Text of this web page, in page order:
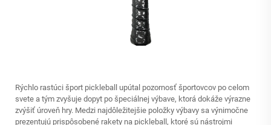
Rýchlo rastúci šport pickleball upútal pozornosť športovcov po celom
svete a tým zvyšuje dopyt po špeciálnej výbave, ktorá dokáže výrazne
zvýšiť úroveň hry. Medzi najdôležitejšie položky výbavy sa výnimočne
prezentujú prispôsobené rakety na pickleball, ktoré sú nástrojmi